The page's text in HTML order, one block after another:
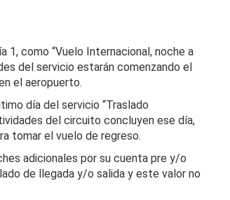
1, como “Vuelo Internacional, noche a
del servicio estarán comenzando el
el aeropuerto.
día del servicio “Traslado
del circuito concluyen ese día,
tomar el vuelo de regreso.
adicionales por su cuenta pre y/o
de llegada y/o salida y este valor no